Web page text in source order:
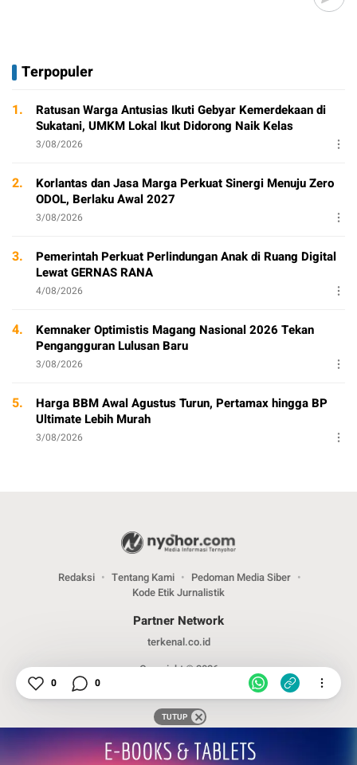
Terpopuler
1.
Ratusan Warga Antusias Ikuti Gebyar Kemerdekaan di
Sukatani, UMKM Lokal Ikut Didorong Naik Kelas
3/08/2026
2.
Korlantas dan Jasa Marga Perkuat Sinergi Menuju Zero
ODOL, Berlaku Awal 2027
3/08/2026
3.
Pemerintah Perkuat Perlindungan Anak di Ruang Digital
Lewat GERNAS RANA
4/08/2026
4.
Kemnaker Optimistis Magang Nasional 2026 Tekan
Pengangguran Lulusan Baru
3/08/2026
5.
Harga BBM Awal Agustus Turun, Pertamax hingga BP
Ultimate Lebih Murah
3/08/2026
Redaksi Tentang Kami
Pedoman Media Siber
Kode Etik Jurnalistik
Partner Network
terkenal.co.id
Copyright © 2026
0 0
TUTUP